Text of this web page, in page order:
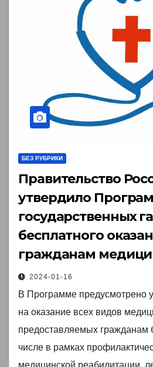
БЕЗ РУБРИКИ
Правительство
утвердило
государственных
бесплатного
гражданам
помощи на 2024 год
плановый период
годов.
2024-01-16
В Программе предусмотрено
на оказание всех видов
предоставляемых гражданам
числе в рамках